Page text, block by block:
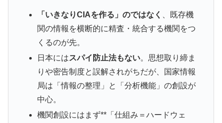
「いきなりCIAを作る」のではなく
、既存機
関の情報を横断的に精査・統合する機関をつ
くるのが先。
日本にはスパイ防止法もない。思想取り締ま
りや密告制度と誤解されがちだが、国家情報
局は「情報の整理」と「分析機能」の創設が
中心。
機関創設にはまず**「仕組み＝ハードウェ